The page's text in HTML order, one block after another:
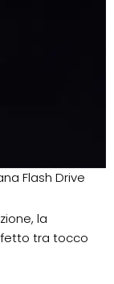
Flash Drive
la
tra tocco